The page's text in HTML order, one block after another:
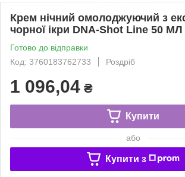
Крем нічний омолоджуючий з
чорної ікри DNA-Shot Line 50 МЛ
Готово до відправки
Код: 3760183762733
Роздріб
1 096,04 ₴
Купити
або
Купити з